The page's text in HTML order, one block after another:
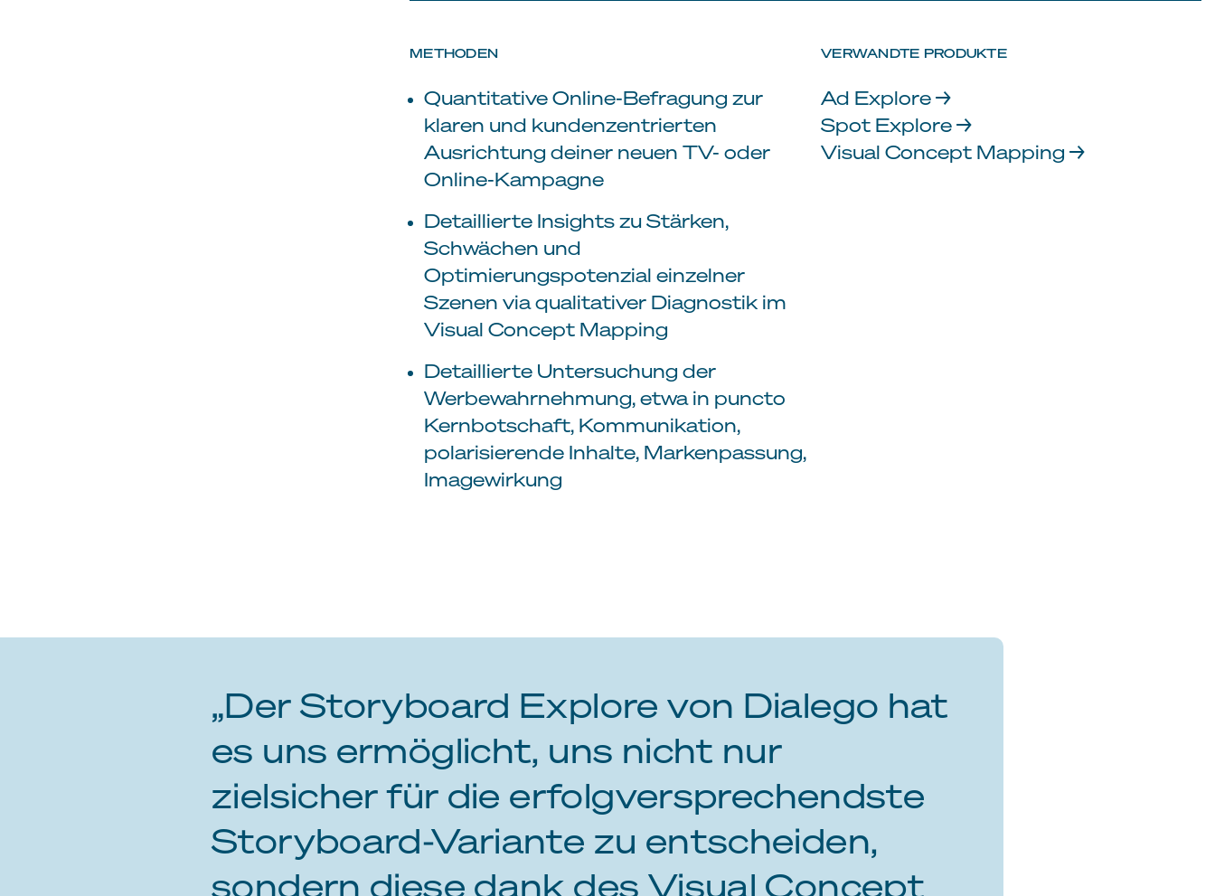
METHODEN
Quantitative Online-Befragung zur
klaren und kundenzentrierten
Ausrichtung deiner neuen TV- oder
Online-Kampagne
Detaillierte Insights zu Stärken,
Schwächen und
Optimierungspotenzial einzelner
Szenen via qualitativer Diagnostik im
Visual Concept Mapping
Detaillierte Untersuchung der
Werbewahrnehmung, etwa in puncto
Kernbotschaft, Kommunikation,
polarisierende Inhalte, Markenpassung,
Imagewirkung
VERWANDTE PRODUKTE
Ad Explore →
Spot Explore →
Visual Concept Mapping →
„Der Storyboard Explore von Dialego hat
es uns ermöglicht, uns nicht nur
zielsicher für die erfolgversprechendste
Storyboard-Variante zu entscheiden,
sondern diese dank des Visual Concept